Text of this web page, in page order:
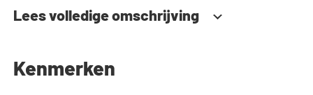
links- als rechtsdraaiend worden gemonteerd, en
dankzij het soft-close systeem sluit de deur altijd
Bekijk de montage-instructies of gebruik onze
Lees volledige omschrijving
Kenmerken